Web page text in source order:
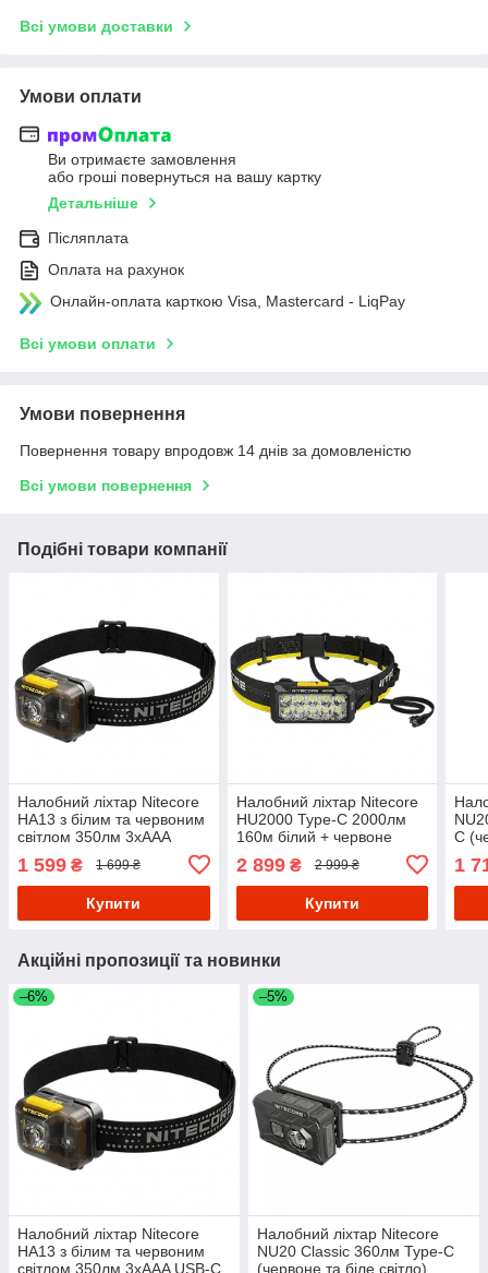
Всі умови доставки
Умови оплати
Ви отримаєте замовлення
або гроші повернуться на вашу картку
Детальніше
Післяплата
Оплата на рахунок
Онлайн-оплата карткою Visa, Mastercard - LiqPay
Всі умови оплати
Умови повернення
Повернення товару впродовж 14 днів за домовленістю
Всі умови повернення
Подібні товари компанії
Налобний ліхтар Nitecore
HA13 з білим та червоним
світлом 350лм 3xAAA
1 599 ₴ 1 699 ₴
Купити
Налобний ліхтар Nitecore
HU2000 Type-C 2000лм
160м білий + червоне
2 899₴ 2 999 ₴
Купити
C
1
Акційні пропозиції та новинки
–6%
Налобний ліхтар Nitecore
HA13 з білим та червоним
світлом 350лм 3xAAA USB-C
–5%
Налобний ліхтар Nitecore
NU20 Classic 360лм Type-C
(червоне та біле світло)